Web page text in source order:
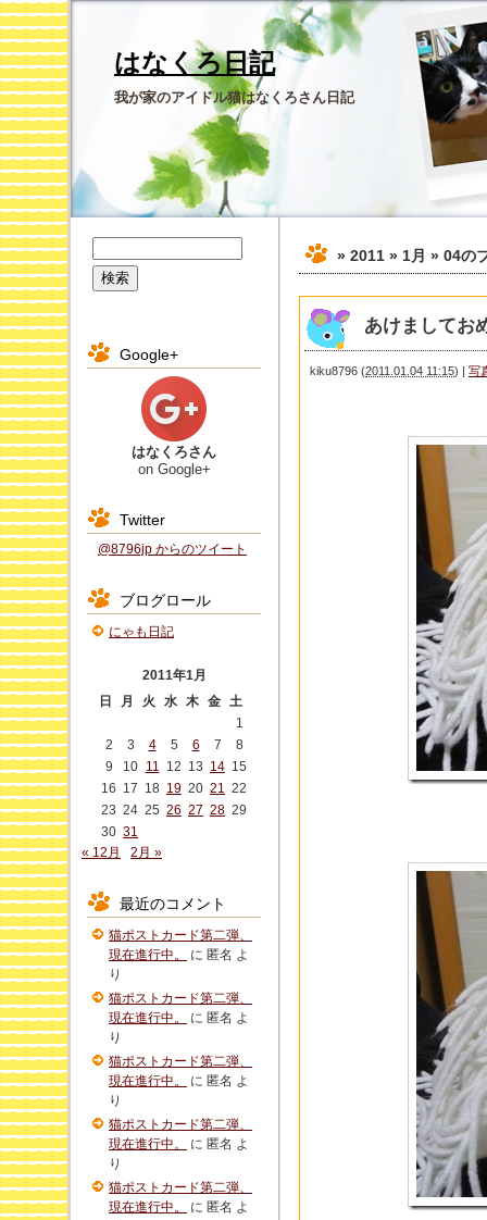
はなくろ日記
我が家のアイドル猫はなくろさん日記
» 2011 » 1月 » 04の
あけましてお
kiku8796 (2011.01.04 11:15) | 写
Google+
はなくろさん
on Google+
Twitter
@8796jp からのツイート
ブログロール
にゃも日記
2011年1月
日
月 火 水 木 金 土
1
2
3 4 5 6 7
8
9
10 11 12 13 14 15
16 17 18 19 20 21 22
23 24 25 26 27 28 29
30 31
« 12月
2月 »
最近のコメント
猫ポストカード第二弾、
現在進行中。
に 匿名 よ
り
猫ポストカード第二弾、
現在進行中。
に 匿名 よ
り
猫ポストカード第二弾、
現在進行中。
に 匿名 よ
り
猫ポストカード第二弾、
現在進行中。
に 匿名 よ
り
猫ポストカード第二弾、
現在進行中。
に 匿名 よ